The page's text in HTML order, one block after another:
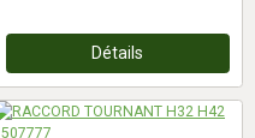
Détails